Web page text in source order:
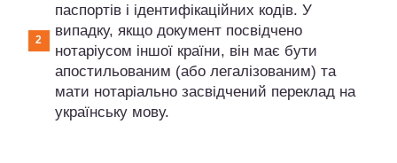
паспортів і ідентифікаційних кодів. У
випадку, якщо документ посвідчено
нотаріусом іншої країни, він має бути
апостильованим (або легалізованим) та
мати нотаріально засвідчений переклад на
українську мову.